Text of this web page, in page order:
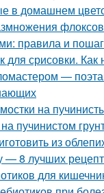
в домашнем
правила и
для срисовки. Как
—
на
пучинистом
из
— 8 лучших
для